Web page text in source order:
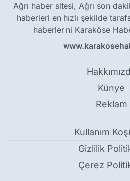
Ağrı haber sitesi, Ağrı son
haberleri en hızlı şekilde
haberlerini Karaköse
Künye
Reklam
Kullanım
Gizlilik
Çerez